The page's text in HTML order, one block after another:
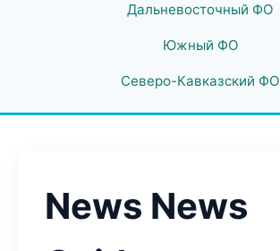
Дальневосточный ФО
Южный ФО
Северо-Кавказский ФО
News News